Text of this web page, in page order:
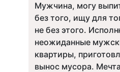
Мужчина, могу
без того, ищу для
не без этого.
неожиданные
квартиры,
вынос мусора.